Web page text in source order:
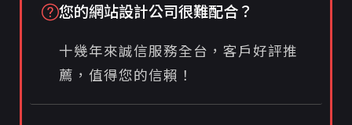
您的網站設計公司很難配合？
十幾年來誠信服務全台，客戶好評推
薦，值得您的信賴！